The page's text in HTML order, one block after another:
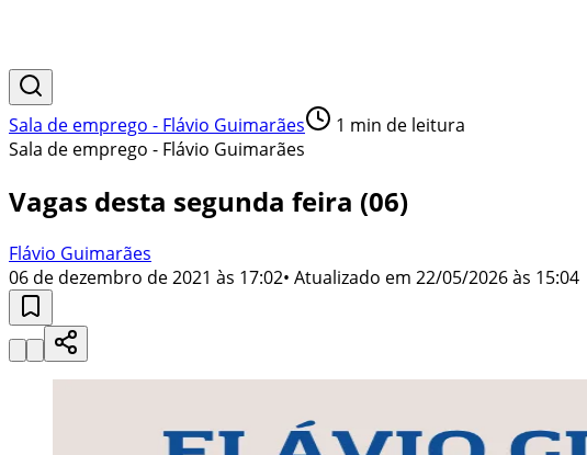
Sala de emprego - Flávio Guimarães 1 min de leitura
Sala de emprego - Flávio Guimarães
Vagas desta segunda feira (06)
Flávio Guimarães
06 de dezembro de 2021 às 17:02• Atualizado em 22/05/2026 às 15:04